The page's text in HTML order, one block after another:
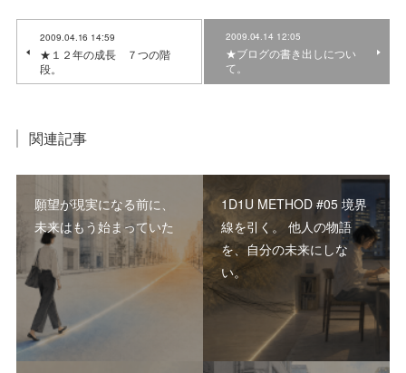
2009.04.16 14:59
★１２年の成長 ７つの階
段。
2009.04.14 12:05
★ブログの書き出しについ
て。
関連記事
願望が現実になる前に、
未来はもう始まっていた
1D1U METHOD #05 境界
線を引く。 他人の物語
を、自分の未来にしな
い。